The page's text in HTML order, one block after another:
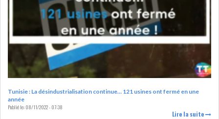
LE CALENDRIER FISCAL ET
SOCIAL 2021: LES...
ECONOMIE
Tunisie : La désindustrialisation continue… 121 usines ont fermé en une
année
Publié le:08/11/2022 - 07:38
Lire la suite